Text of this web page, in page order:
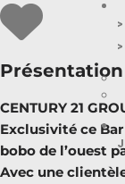
CENTURY 21
Exclusivité ce
bobo de l’ouest
Avec une